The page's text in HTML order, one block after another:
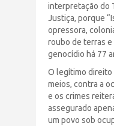
interpretação do
Justiça, porque
opressora,
roubo de terras e
genocídio há 77
O legítimo direito
meios, contra a
e os crimes
assegurado
um povo sob